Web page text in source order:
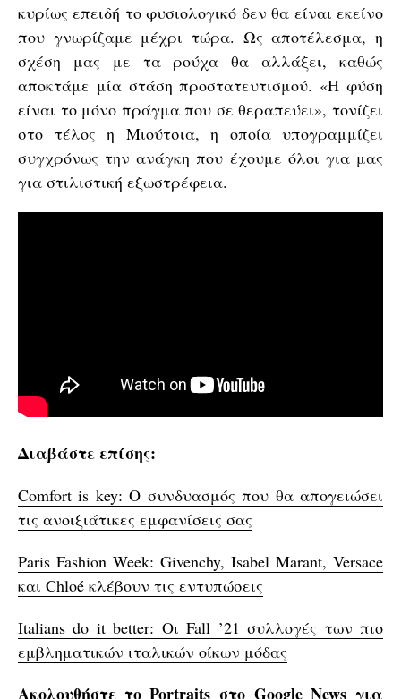
κυρίως επειδή το φυσιολογικό δεν θα είναι εκείνο
που γνωρίζαμε μέχρι τώρα. Ως αποτέλεσμα, η
σχέση μας με τα ρούχα θα αλλάξει, καθώς
αποκτάμε μία στάση προστατευτισμού. «Η φύση
είναι το μόνο πράγμα που σε θεραπεύει», τονίζει
στο τέλος η Μιούτσια, η οποία υπογραμμίζει
συγχρόνως την ανάγκη που έχουμε όλοι για μας
για στιλιστική εξωστρέφεια.
Διαβάστε επίσης:
Comfort is key: Ο συνδυασμός που θα απογειώσει
τις ανοιξιάτικες εμφανίσεις σας
Paris Fashion Week: Givenchy, Isabel Marant, Versace
και Chloé κλέβουν τις εντυπώσεις
Italians do it better: Οι Fall ’21 συλλογές των πιο
εμβληματικών ιταλικών οίκων μόδας
Ακολουθήστε το Portraits στο Google Newsγια